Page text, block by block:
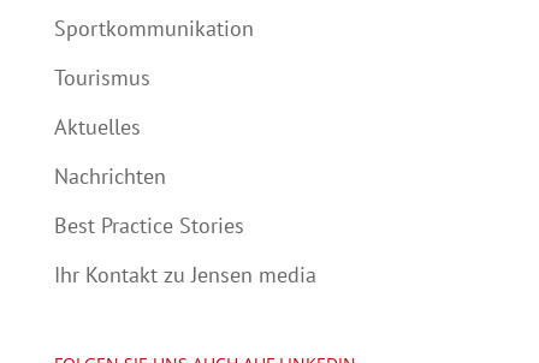
Sportkommunikation
Tourismus
Aktuelles
Nachrichten
Best Practice Stories
Ihr Kontakt zu Jensen media